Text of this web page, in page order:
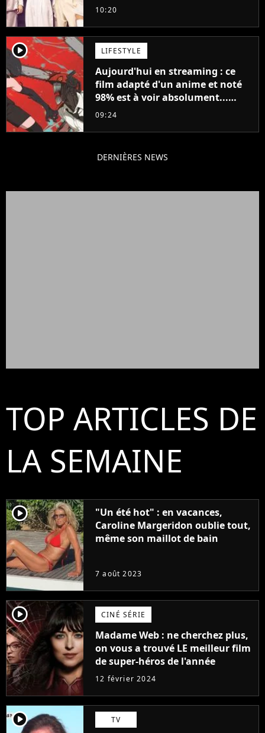
10:20
player2 LIFESTYLE
Aujourd'hui en streaming : ce
film adapté d'un anime et noté
98% est à voir absolument...
sinon vous ne comprendrez plus
09:24
DERNIÈRES NEWS
TOP ARTICLES DE
LA SEMAINE
player2
"Un été hot" : en vacances,
Caroline Margeridon oublie tout,
même son maillot de bain
7 août 2023
player2 CINÉ SÉRIE
Madame Web : ne cherchez plus,
on vous a trouvé LE meilleur film
de super-héros de l'année
12 février 2024
player2 TV